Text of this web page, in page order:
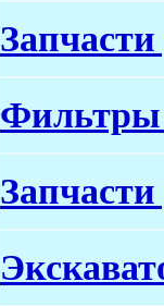
Фильтры
Запчасти